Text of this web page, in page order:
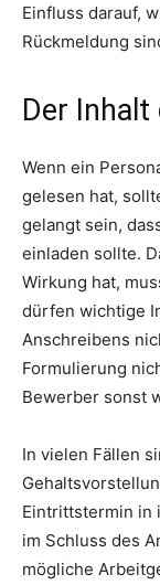
Einfluss darauf,
Rückmeldung
Der
Wenn ein
gelesen hat,
gelangt sein,
einladen sollte.
Wirkung hat,
dürfen wichtige
Anschreibens
Formulierung
Bewerber sonst
In vielen Fällen
Eintrittstermin in
im Schluss des
mögliche